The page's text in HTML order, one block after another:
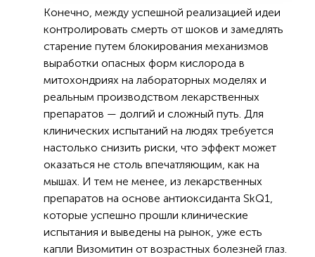
Конечно, между успешной реализацией идеи
контролировать смерть от шоков и замедлять
старение путем блокирования механизмов
выработки опасных форм кислорода в
митохондриях на лабораторных моделях и
реальным производством лекарственных
препаратов — долгий и сложный путь. Для
клинических испытаний на людях требуется
настолько снизить риски, что эффект может
оказаться не столь впечатляющим, как на
мышах. И тем не менее, из лекарственных
препаратов на основе антиоксиданта SkQ1,
которые успешно прошли клинические
испытания и выведены на рынок, уже есть
капли Визомитин от возрастных болезней глаз.